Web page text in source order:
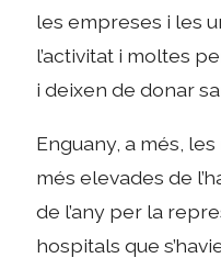
les empreses i les
l’activitat i moltes
i deixen de donar
Enguany, a més,
més elevades de
de l’any per la
hospitals que